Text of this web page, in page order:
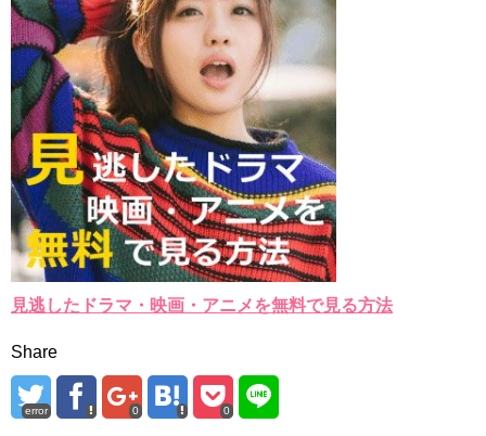
見逃したドラマ・映画・アニメを無料で見る方法
Share
error 0 0